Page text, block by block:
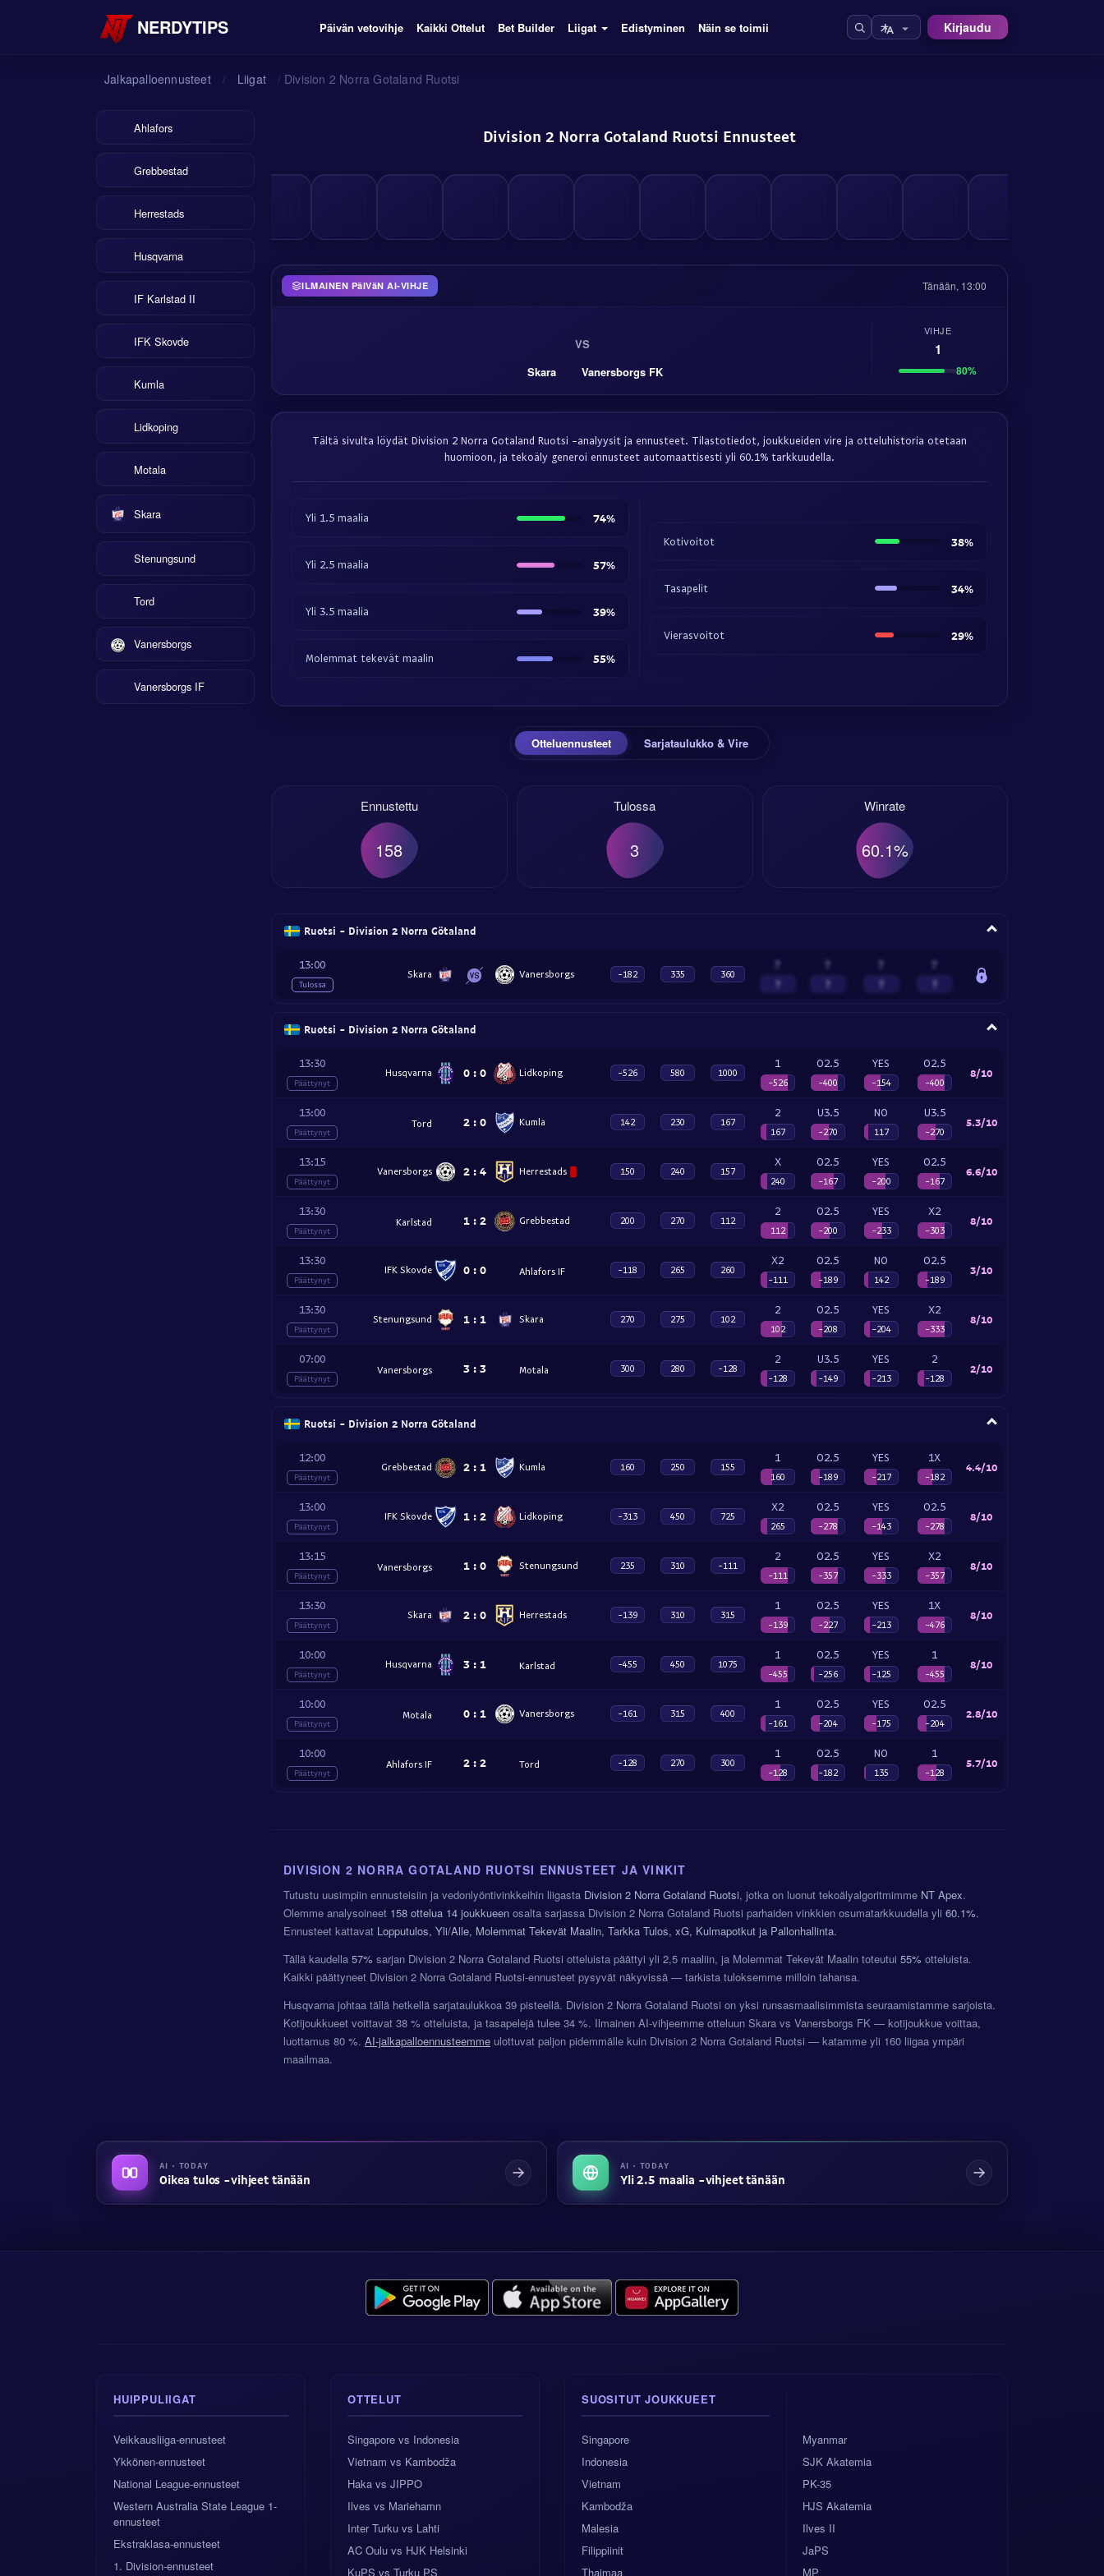
NERDYTIPS Päivän vetovihje Kaikki Ottelut Bet Builder Liigat Edistyminen Näin se toimii Kirjaudu
Jalkapalloennusteet / Liigat / Division 2 Norra Gotaland Ruotsi
Ahlafors
Grebbestad
Herrestads
Husqvarna
IF Karlstad II
IFK Skovde
Kumla
Lidkoping
Motala
Skara
Stenungsund
Tord
Vanersborgs
Vanersborgs IF
Division 2 Norra Gotaland Ruotsi Ennusteet
ILMAINEN PäIVäN AI-VIHJE Tänään, 13:00
Skara
VS
Vanersborgs FK
VIHJE
1
80%
Tältä sivulta löydät Division 2 Norra Gotaland Ruotsi -analyysit ja ennusteet. Tilastotiedot, joukkueiden vire ja otteluhistoria otetaan
huomioon, ja tekoäly generoi ennusteet automaattisesti yli 60.1% tarkkuudella.
Yli 1.5 maalia 74%
Yli 2.5 maalia 57%
Yli 3.5 maalia 39%
Molemmat tekevät maalin 55%
Kotivoitot 38%
Tasapelit 34%
Vierasvoitot 29%
Otteluennusteet Sarjataulukko & Vire
Ennustettu
158
Tulossa
3
Winrate
60.1%
Ruotsi - Division 2 Norra Götaland
13:00
Tulossa
Skara Vanersborgs -182 335 360
? ? ? ?
Ruotsi - Division 2 Norra Götaland
13:30
Päättynyt
Husqvarna 0 : 0 Lidkoping -526 580 1000
1
-526
O2.5
-400
YES
-154
O2.5
-400
8/10
13:00
Päättynyt
Tord 2 : 0 Kumla 142 230 167
2
167
U3.5
-270
NO
117
U3.5
-270
5.3/10
13:15
Päättynyt
Vanersborgs 2 : 4 Herrestads 150 240 157
X
240
O2.5
-167
YES
-200
O2.5
-167
6.6/10
13:30
Päättynyt
Karlstad 1 : 2 Grebbestad 200 270 112
2
112
O2.5
-200
YES
-233
X2
-303
8/10
13:30
Päättynyt
IFK Skovde 0 : 0 Ahlafors IF -118 265 260
X2
-111
O2.5
-189
NO
142
O2.5
-189
3/10
13:30
Päättynyt
Stenungsund 1 : 1 Skara 270 275 102
2
102
O2.5
-208
YES
-204
X2
-333
8/10
07:00
Päättynyt
Vanersborgs 3 : 3 Motala 300 280 -128
2
-128
U3.5
-149
YES
-213
2
-128
2/10
Ruotsi - Division 2 Norra Götaland
12:00
Päättynyt
Grebbestad 2 : 1 Kumla 160 250 155
1
160
O2.5
-189
YES
-217
1X
-182
4.4/10
13:00
Päättynyt
IFK Skovde 1 : 2 Lidkoping -313 450 725
X2
265
O2.5
-278
YES
-143
O2.5
-278
8/10
13:15
Päättynyt
Vanersborgs 1 : 0 Stenungsund 235 310 -111
2
-111
O2.5
-357
YES
-333
X2
-357
8/10
13:30
Päättynyt
Skara 2 : 0 Herrestads -139 310 315
1
-139
O2.5
-227
YES
-213
1X
-476
8/10
10:00
Päättynyt
Husqvarna 3 : 1 Karlstad -455 450 1075
1
-455
O2.5
-256
YES
-125
1
-455
8/10
10:00
Päättynyt
Motala 0 : 1 Vanersborgs -161 315 400
1
-161
O2.5
-204
YES
-175
O2.5
-204
2.8/10
10:00
Päättynyt
Ahlafors IF 2 : 2 Tord -128 270 300
1
-128
O2.5
-182
NO
135
1
-128
5.7/10
DIVISION 2 NORRA GOTALAND RUOTSI ENNUSTEET JA VINKIT
Tutustu uusimpiin ennusteisiin ja vedonlyöntivinkkeihin liigasta Division 2 Norra Gotaland Ruotsi, jotka on luonut tekoälyalgoritmimme NT Apex.
Olemme analysoineet 158 ottelua 14 joukkueen osalta sarjassa Division 2 Norra Gotaland Ruotsi parhaiden vinkkien osumatarkkuudella yli 60.1%.
Ennusteet kattavat Lopputulos, Yli/Alle, Molemmat Tekevät Maalin, Tarkka Tulos, xG, Kulmapotkut ja Pallonhallinta.
Tällä kaudella 57% sarjan Division 2 Norra Gotaland Ruotsi otteluista päättyi yli 2,5 maaliin, ja Molemmat Tekevät Maalin toteutui 55% otteluista.
Kaikki päättyneet Division 2 Norra Gotaland Ruotsi-ennusteet pysyvät näkyvissä — tarkista tuloksemme milloin tahansa.
Husqvarna johtaa tällä hetkellä sarjataulukkoa 39 pisteellä. Division 2 Norra Gotaland Ruotsi on yksi runsasmaalisimmista seuraamistamme sarjoista.
Kotijoukkueet voittavat 38 % otteluista, ja tasapelejä tulee 34 %. Ilmainen AI-vihjeemme otteluun Skara vs Vanersborgs FK — kotijoukkue voittaa,
luottamus 80 %. AI-jalkapalloennusteemme ulottuvat paljon pidemmälle kuin Division 2 Norra Gotaland Ruotsi — katamme yli 160 liigaa ympäri
maailmaa.
AI · TODAY
Oikea tulos -vihjeet tänään
AI · TODAY
Yli 2.5 maalia -vihjeet tänään
HUIPPULIIGAT
Veikkausliiga-ennusteet
Ykkönen-ennusteet
National League-ennusteet
Western Australia State League 1-
ennusteet
Ekstraklasa-ennusteet
1. Division-ennusteet
OTTELUT
Singapore vs Indonesia
Vietnam vs Kambodža
Haka vs JIPPO
Ilves vs Mariehamn
Inter Turku vs Lahti
AC Oulu vs HJK Helsinki
KuPS vs Turku PS
SUOSITUT JOUKKUEET
Singapore
Indonesia
Vietnam
Kambodža
Malesia
Filippiinit
Thaimaa
Myanmar
SJK Akatemia
PK-35
HJS Akatemia
Ilves II
JaPS
MP